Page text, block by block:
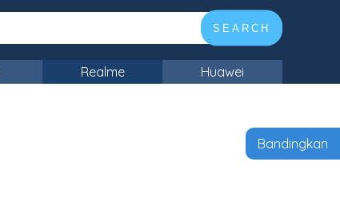
SEARCH
Realme Huawei
Bandingkan